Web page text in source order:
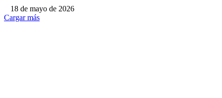
18 de mayo de 2026
Cargar más